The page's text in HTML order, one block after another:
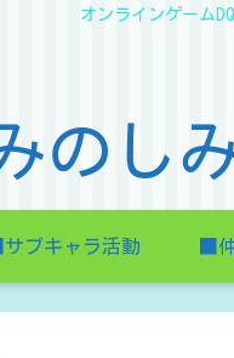
オンラインゲーム
のし
サブキャラ活動 ■